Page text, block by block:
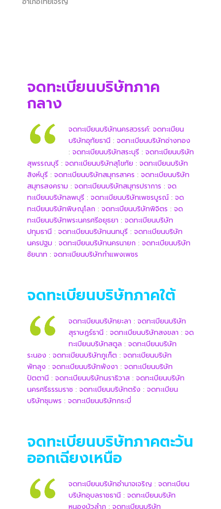
จดทะเบียนบริษัทภาค
กลาง
จดทะเบียนบริษัทนครสวรรค์: จดทะเบียน
บริษัทอุทัยธานี : จดทะเบียนบริษัทอ่างทอง
: จดทะเบียนบริษัทสระบุรี : จดทะเบียนบริษัท
สุพรรณบุรี : จดทะเบียนบริษัทสุโขทัย : จดทะเบียนบริษัท
สิงห์บุรี : จดทะเบียนบริษัทสมุทรสาคร : จดทะเบียนบริษัท
สมุทรสงคราม : จดทะเบียนบริษัทสมุทรปราการ : จด
ทะเบียนบริษัทลพบุรี : จดทะเบียนบริษัทเพชรบูรณ์: จด
ทะเบียนบริษัทพิษณุโลก : จดทะเบียนบริษัทพิจิตร : จด
ทะเบียนบริษัทพระนครศรีอยุธยา : จดทะเบียนบริษัท
ปทุมธานี : จดทะเบียนบริษัทนนทบุรี : จดทะเบียนบริษัท
นครปฐม : จดทะเบียนบริษัทนครนายก : จดทะเบียนบริษัท
ชัยนาท : จดทะเบียนบริษัทกำแพงเพชร
จดทะเบียนบริษัทภาคใต้
จดทะเบียนบริษัทยะลา : จดทะเบียนบริษัท
สุราษฎร์ธานี : จดทะเบียนบริษัทสงขลา : จด
ทะเบียนบริษัทสตูล : จดทะเบียนบริษัท
ระนอง : จดทะเบียนบริษัทภูเก็ต : จดทะเบียนบริษัท
พัทลุง : จดทะเบียนบริษัทพังงา : จดทะเบียนบริษัท
ปัตตานี : จดทะเบียนบริษัทนราธิวาส : จดทะเบียนบริษัท
นครศรีธรรมราช : จดทะเบียนบริษัทตรัง : จดทะเบียน
บริษัทชุมพร : จดทะเบียนบริษัทกระบี่
จดทะเบียนบริษัทภาคตะวัน
ออกเฉียงเหนือ
จดทะเบียนบริษัทอำนาจเจริญ : จดทะเบียน
บริษัทอุบลราชธานี : จดทะเบียนบริษัท
หนองบัวลำภู : จดทะเบียนบริษัท